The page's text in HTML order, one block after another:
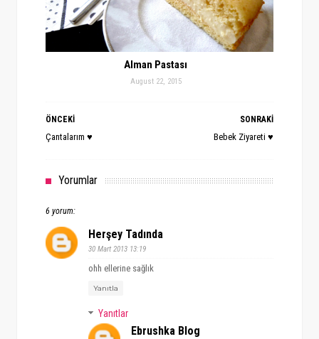
Alman Pastası
August 22, 2015
SONRAKİ
Bebek Ziyareti ♥
ÖNCEKİ
Çantalarım ♥
Yorumlar
6 yorum:
Herşey Tadında
30 Mart 2013 13:19
ohh ellerine sağlık
Yanıtla
Yanıtlar
Ebrushka Blog